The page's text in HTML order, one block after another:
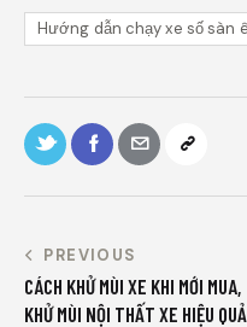
Hướng dẫn chạy xe số sàn
PREVIOUS
CÁCH KHỬ MÙI XE KHI MỚI MUA,
KHỬ MÙI NỘI THẤT XE HIỆU QUẢ